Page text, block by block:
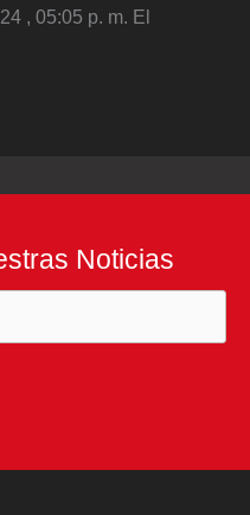
, 05:05 p. m. El
Noticias